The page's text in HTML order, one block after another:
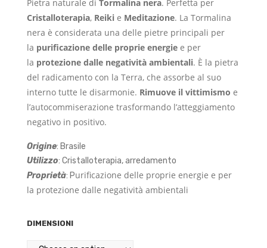
Pietra naturale di Tormalina nera. Perfetta per
Cristalloterapia, Reiki e Meditazione. La Tormalina
nera è considerata una delle pietre principali per
la purificazione delle proprie energie e per
la protezione dalle negatività ambientali. È la pietra
del radicamento con la Terra, che assorbe al suo
interno tutte le disarmonie. Rimuove il vittimismo e
l’autocommiserazione trasformando l’atteggiamento
negativo in positivo.
Origine: Brasile
Utilizzo: Cristalloterapia, arredamento
Proprietà: Purificazione delle proprie energie e per
la protezione dalle negatività ambientali
DIMENSIONI